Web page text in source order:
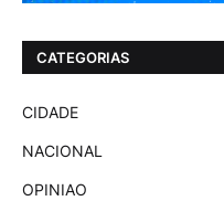
CATEGORIAS
CIDADE
NACIONAL
OPINIAO